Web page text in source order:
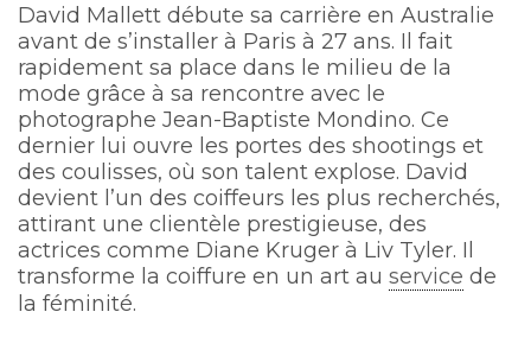
David Mallett débute sa carrière en Australie
avant de s’installer à Paris à 27 ans. Il fait
rapidement sa place dans le milieu de la
mode grâce à sa rencontre avec le
photographe Jean-Baptiste Mondino. Ce
dernier lui ouvre les portes des shootings et
des coulisses, où son talent explose. David
devient l’un des coiffeurs les plus recherchés,
attirant une clientèle prestigieuse, des
actrices comme Diane Kruger à Liv Tyler. Il
transforme la coiffure en un art au service de
la féminité.